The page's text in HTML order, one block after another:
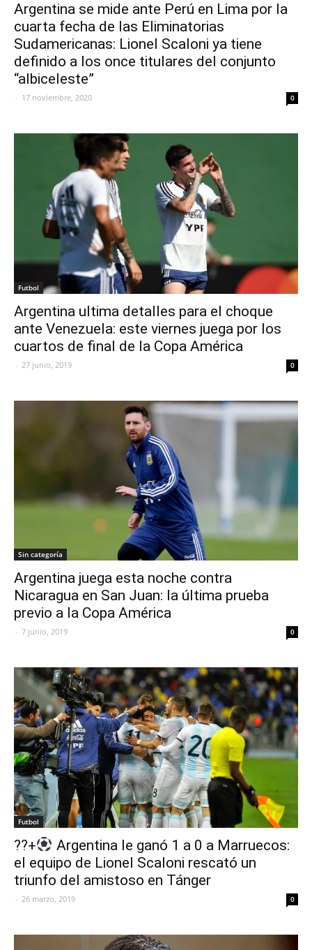
Argentina se mide ante Perú en Lima por la
cuarta fecha de las Eliminatorias
Sudamericanas: Lionel Scaloni ya tiene
definido a los once titulares del conjunto
“albiceleste”
- 17 noviembre, 2020 0
Futbol
Argentina ultima detalles para el choque
ante Venezuela: este viernes juega por los
cuartos de final de la Copa América
- 27 junio, 2019 0
Sin categoría
Argentina juega esta noche contra
Nicaragua en San Juan: la última prueba
previo a la Copa América
- 7 junio, 2019 0
Futbol
??+
Argentina le ganó 1 a 0 a Marruecos:
el equipo de Lionel Scaloni rescató un
triunfo del amistoso en Tánger
- 26 marzo, 2019 0